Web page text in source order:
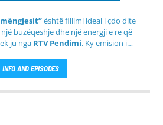
është fillimi ideal i çdo dite
buzëqeshje dhe një energji e re që
ju nga RTV Pendimi. Ky emision i
ngrohtë, duke ju shoqëruar në orët e
të larmishme dhe të dobishme
për të gjithë familjen.
INFO AND EPISODES